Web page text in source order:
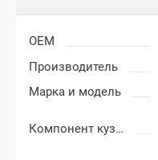
OEM
Производитель
Марка и модель
Компонент кузова